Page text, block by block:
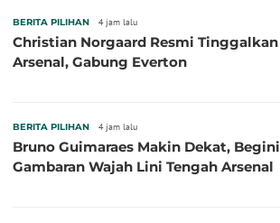
BERITA PILIHAN 4 jam lalu
Christian Norgaard Resmi Tinggalkan
Arsenal, Gabung Everton
BERITA PILIHAN 4 jam lalu
Bruno Guimaraes Makin Dekat, Begini
Gambaran Wajah Lini Tengah Arsenal